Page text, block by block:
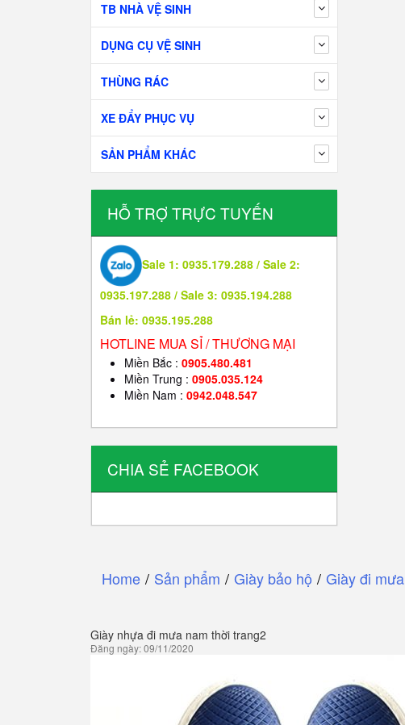
TB NHÀ VỆ SINH
DỤNG CỤ VỆ SINH
THÙNG RÁC
XE ĐẨY PHỤC VỤ
SẢN PHẨM KHÁC
HỖ TRỢ TRỰC TUYẾN
Sale 1: 0935.179.288 / Sale 2:
0935.197.288 / Sale 3: 0935.194.288
Bán lẻ: 0935.195.288
HOTLINE MUA SỈ / THƯƠNG MẠI
Miền Bắc : 0905.480.481
Miền Trung : 0905.035.124
Miền Nam : 0942.048.547
CHIA SẺ FACEBOOK
Home / Sản phẩm / Giày bảo hộ / Giày đi mưa
Giày nhựa đi mưa nam thời trang2
Đăng ngày: 09/11/2020